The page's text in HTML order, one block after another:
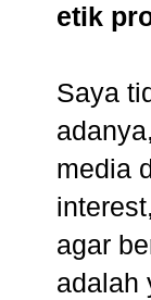
etik
Saya
media
agar
adalah